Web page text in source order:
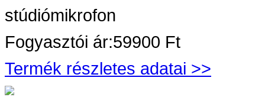
stúdiómikrofon
Fogyasztói ár:59900 Ft
Termék részletes adatai >>